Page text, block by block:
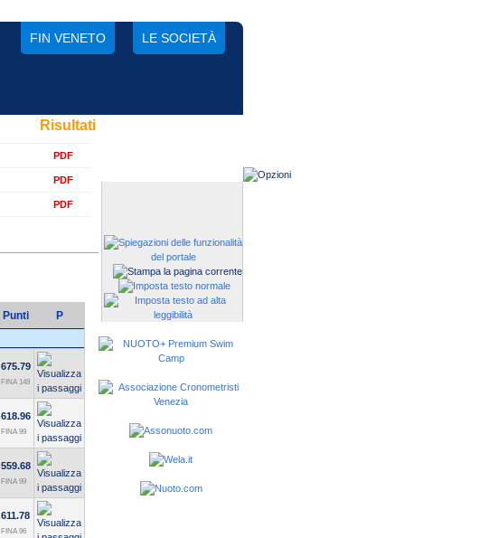
FIN VENETO LE SOCIETÀ
Risultati
PDF
PDF
PDF
Punti
P
675.79
FINA 149
618.96
FINA 99
559.68
FINA 99
611.78
FINA 96